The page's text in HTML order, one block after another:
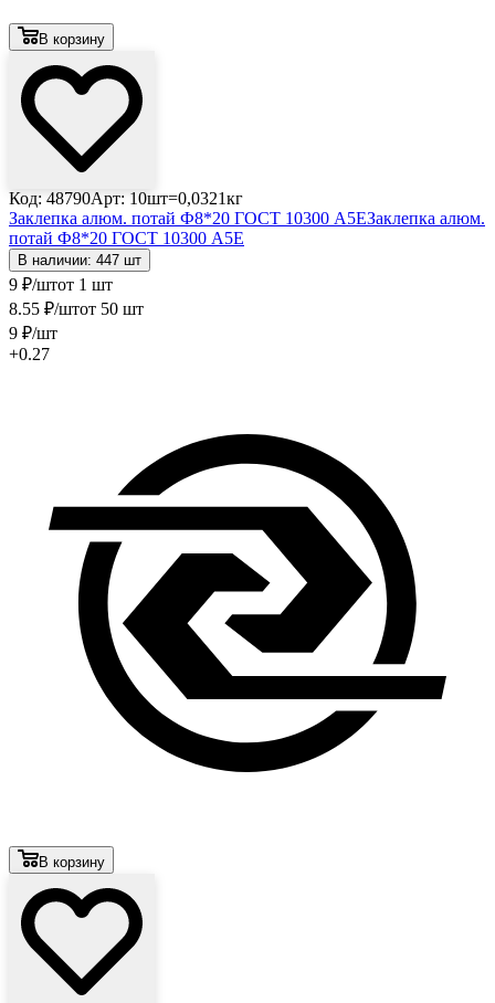
В корзину
Код: 48790Арт: 10шт=0,0321кг
Заклепка алюм. потай Ф8*20 ГОСТ 10300 А5ЕЗаклепка алюм.
потай Ф8*20 ГОСТ 10300 А5Е
В наличии: 447 шт
9 ₽/штот 1 шт
8.55 ₽/штот 50 шт
9 ₽/шт
+0.27
В корзину